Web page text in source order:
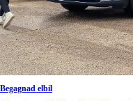
Begagnad elbil